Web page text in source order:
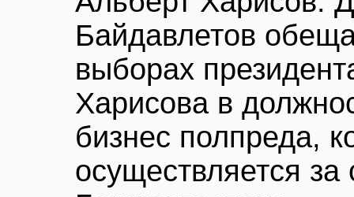
Байдавлетов
выборах
Харисова в
бизнес полпреда,
осуществляется за